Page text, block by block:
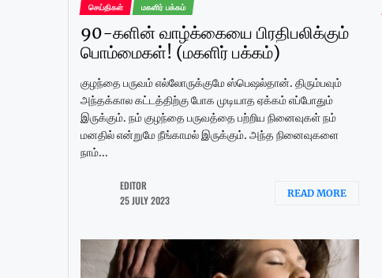
செய்திகள் மகளிர் பக்கம்
90-களின் வாழ்க்கையை பிரதிபலிக்கும்
பொம்மைகள்! (மகளிர் பக்கம்)
குழந்தை பருவம் எல்லோருக்குமே ஸ்பெஷல்தான். திரும்பவும்
அந்தக்கால கட்டத்திற்கு போக முடியாத ஏக்கம் எப்போதும்
இருக்கும். நம் குழந்தை பருவத்தை பற்றிய நினைவுகள் நம்
மனதில் என்றுமே நீங்காமல் இருக்கும். அந்த நினைவுகளை
நாம்...
EDITOR
25 JULY 2023
READ MORE